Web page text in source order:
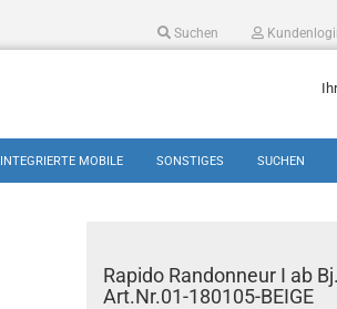
Suchen
INTEGRIERTE MOBILE SONSTIGES SUCHEN
Rapido Randonneur I ab
Art.Nr.01-180105-BEIGE